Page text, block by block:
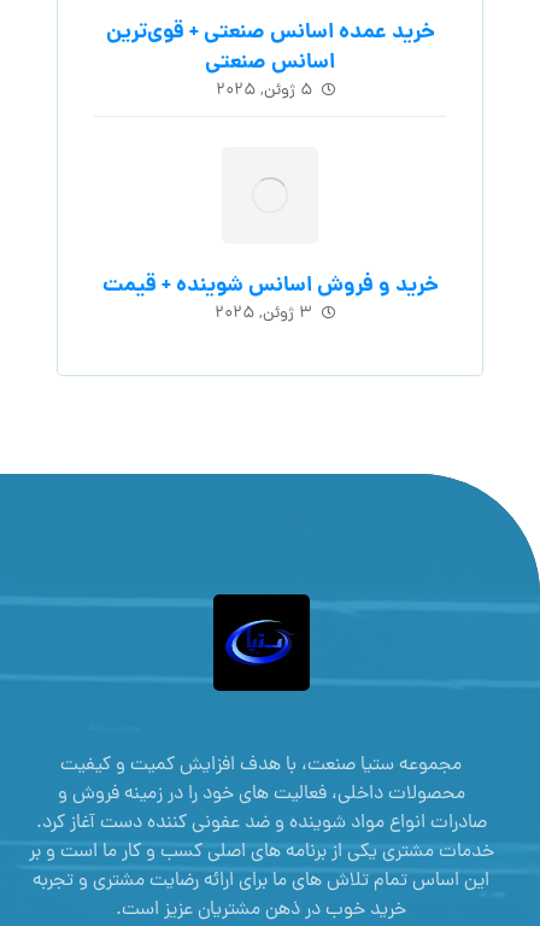
خرید عمده اسانس صنعتی + قوی‌ترین
اسانس‌ صنعتی
۵ ژوئن, ۲۰۲۵
خرید و فروش اسانس شوینده + قیمت
۳ ژوئن, ۲۰۲۵
مجموعه ستیا صنعت، با هدف افزایش کمیت و کیفیت
محصولات داخلی، فعالیت های خود را در زمینه فروش و
صادرات انواع مواد شوینده و ضد عفونی کننده دست آغاز کرد.
خدمات مشتری یکی از برنامه های اصلی کسب و کار ما است و بر
این اساس تمام تلاش های ما برای ارائه رضایت مشتری و تجربه
خرید خوب در ذهن مشتریان عزیز است.